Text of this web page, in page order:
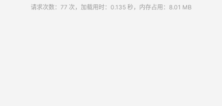
请求次数：77 次，加载用时：0.135 秒，内存占用：8.01 MB